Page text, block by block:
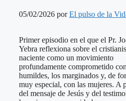
05/02/2026 porEl pulso de la
Primer episodio en el que el Pr.
Yebra reflexiona sobre el
naciente como un movimiento
profundamente comprometido
humildes, los marginados y, de
muy especial, con las mujeres. A
del mensaje de Jesús y del